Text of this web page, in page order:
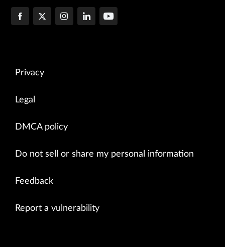
Privacy
Legal
DMCA policy
Do not sell or share my personal information
Feedback
Report a vulnerability